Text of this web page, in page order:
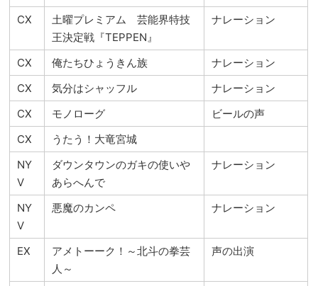
CX
土曜プレミアム 芸能界特技
王決定戦『TEPPEN』
ナレーション
CX 俺たちひょうきん族
ナレーション
CX
気分はシャッフル
ナレーション
CX
モノローグ
ビールの声
CX
うたう！大竜宮城
NY
V
ダウンタウンのガキの使いや
あらへんで
ナレーション
NY
V
悪魔のカンペ ナレーション
EX
アメトーーク！～北斗の拳芸
人～
声の出演